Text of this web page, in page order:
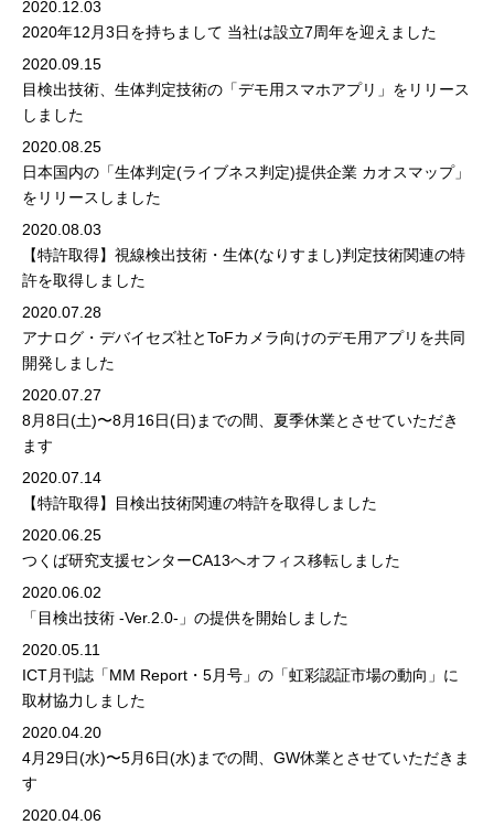
2020.12.03
2020年12月3日を持ちまして 当社は設立7周年を迎えました
2020.09.15
目検出技術、生体判定技術の「デモ用スマホアプリ」をリリース
しました
2020.08.25
日本国内の「生体判定(ライブネス判定)提供企業 カオスマップ」
をリリースしました
2020.08.03
【特許取得】視線検出技術・生体(なりすまし)判定技術関連の特
許を取得しました
2020.07.28
アナログ・デバイセズ社とToFカメラ向けのデモ用アプリを共同
開発しました
2020.07.27
8月8日(土)〜8月16日(日)までの間、夏季休業とさせていただき
ます
2020.07.14
【特許取得】目検出技術関連の特許を取得しました
2020.06.25
つくば研究支援センターCA13へオフィス移転しました
2020.06.02
「目検出技術 -Ver.2.0-」の提供を開始しました
2020.05.11
ICT月刊誌「MM Report・5月号」の「虹彩認証市場の動向」に
取材協力しました
2020.04.20
4月29日(水)〜5月6日(水)までの間、GW休業とさせていただきま
す
2020.04.06